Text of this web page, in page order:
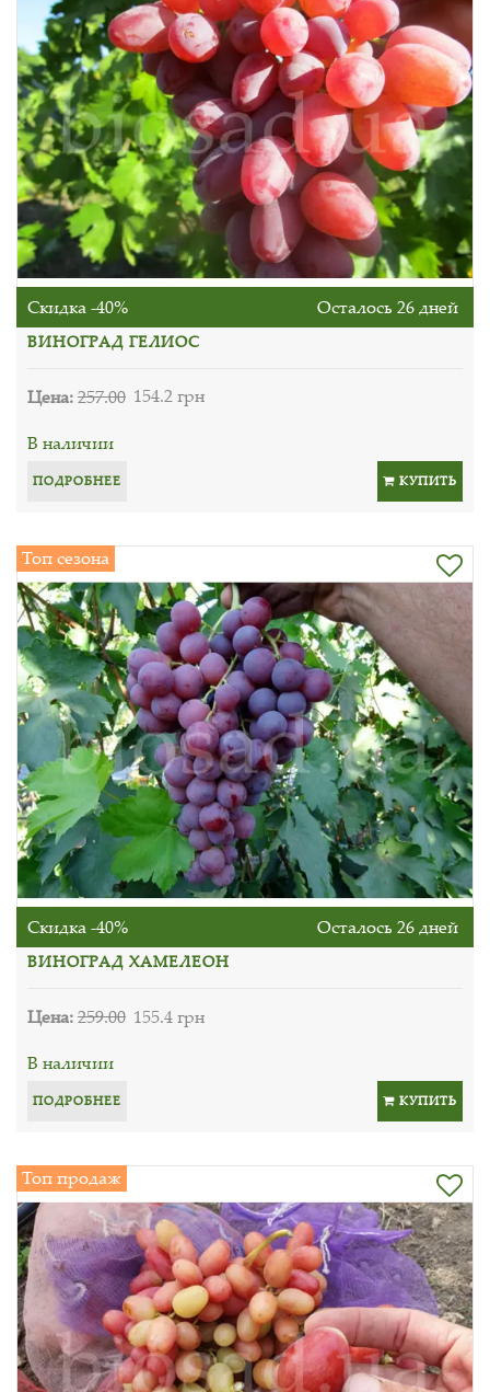
Скидка -40% Осталось 26 дней
ВИНОГРАД ГЕЛИОС
Цена:257.00 154.2 грн
В наличии
ПОДРОБНЕЕ КУПИТЬ
Топ сезона
Скидка -40% Осталось 26 дней
ВИНОГРАД ХАМЕЛЕОН
Цена:259.00 155.4 грн
В наличии
ПОДРОБНЕЕ КУПИТЬ
Топ продаж